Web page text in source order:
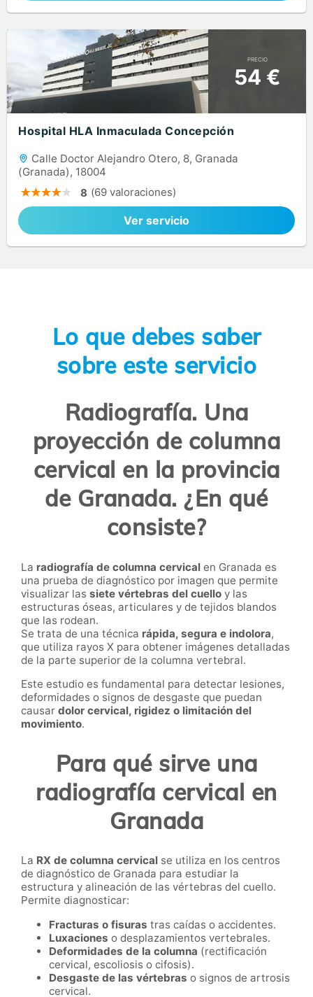
PRECIO
54 €
Hospital HLA Inmaculada Concepción
Calle Doctor Alejandro Otero, 8, Granada
(Granada), 18004
8 (69 valoraciones)
Ver servicio
Lo que debes saber
sobre este servicio
Radiografía. Una
proyección de columna
cervical en la provincia
de Granada. ¿En qué
consiste?
La radiografía de columna cervical en Granada es
una prueba de diagnóstico por imagen que permite
visualizar las siete vértebras del cuello y las
estructuras óseas, articulares y de tejidos blandos
que las rodean.
Se trata de una técnica rápida, segura e indolora,
que utiliza rayos X para obtener imágenes detalladas
de la parte superior de la columna vertebral.
Este estudio es fundamental para detectar lesiones,
deformidades o signos de desgaste que puedan
causar dolor cervical, rigidez o limitación del
movimiento.
Para qué sirve una
radiografía cervical en
Granada
La RX de columna cervical se utiliza en los centros
de diagnóstico de Granada para estudiar la
estructura y alineación de las vértebras del cuello.
Permite diagnosticar:
Fracturas o fisuras tras caídas o accidentes.
Luxaciones o desplazamientos vertebrales.
Deformidades de la columna (rectificación
cervical, escoliosis o cifosis).
Desgaste de las vértebras o signos de artrosis
cervical.